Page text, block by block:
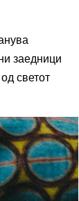
заедници
светот